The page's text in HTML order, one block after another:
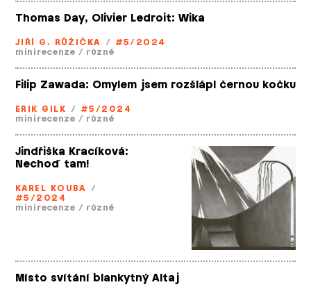
Thomas Day, Olivier Ledroit: Wika
JIŘÍ G. RŮŽIČKA / #5/2024
minirecenze / různé
Filip Zawada: Omylem jsem rozšlápl černou kočku
ERIK GILK / #5/2024
minirecenze / různé
Jindřiška Kracíková:
Nechoď tam!
KAREL KOUBA /
#5/2024
minirecenze / různé
Místo svítání blankytný Altaj